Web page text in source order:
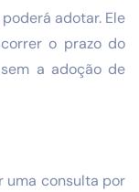
adotar. Ele
o prazo do
a adoção de
uma consulta por